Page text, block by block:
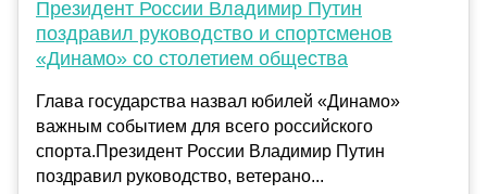
Президент России Владимир Путин
поздравил руководство и спортсменов
«Динамо» со столетием общества
Глава государства назвал юбилей «Динамо»
важным событием для всего российского
спорта.Президент России Владимир Путин
поздравил руководство, ветерано...